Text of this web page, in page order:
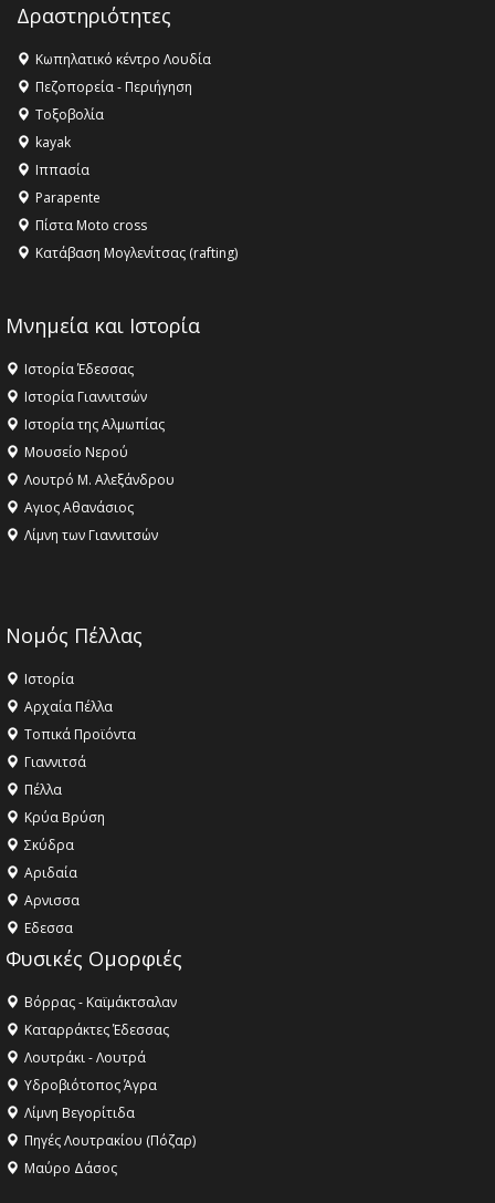
16:27 - Όλυμπος: Εντάχθηκε στον Κατάλογο Παγκόσμιας
Κληρονομιάς της UNESCO – Ομόφωνη η απόφαση Ο
Όλυμπος αναγνωρίστηκε ως φυσικό και πολιτιστικό
αγαθό εξέχουσας οικουμενικής αξίας για την
ανθρωπότητα
16:18 -
ΣΤΗΝ ΕΔΕΣΣΑ
Δραστηριότητες
Κωπηλατικό κέντρο Λουδία
Πεζοπορεία - Περιήγηση
Τοξοβολία
kayak
Ιππασία
Parapente
Πίστα Moto cross
Κατάβαση Μογλενίτσας (rafting)
Μνημεία και Ιστορία
Ιστορία Έδεσσας
Ιστορία Γιαννιτσών
Ιστορία της Αλμωπίας
Μουσείο Νερού
Λουτρό Μ. Αλεξάνδρου
Αγιος Αθανάσιος
Λίμνη των Γιαννιτσών
Νομός Πέλλας
Ιστορία
Αρχαία Πέλλα
Τοπικά Προϊόντα
Γιαννιτσά
Πέλλα
Κρύα Βρύση
Σκύδρα
Αριδαία
Aρνισσα
Eδεσσα
Φυσικές Ομορφιές
Βόρρας - Καϊμάκτσαλαν
Καταρράκτες Έδεσσας
Λουτράκι - Λουτρά
Υδροβιότοπος Άγρα
Λίμνη Βεγορίτιδα
Πηγές Λουτρακίου (Πόζαρ)
Μαύρο Δάσος